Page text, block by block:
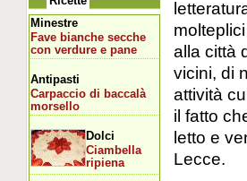
alla città
vicini, di
attività
il fatto
letto e
Lecce.
Minestre
Fave bianche secche
con verdure e pane
Antipasti
Carpaccio di baccalà
morsello
Dolci
Ciambella
ripiena